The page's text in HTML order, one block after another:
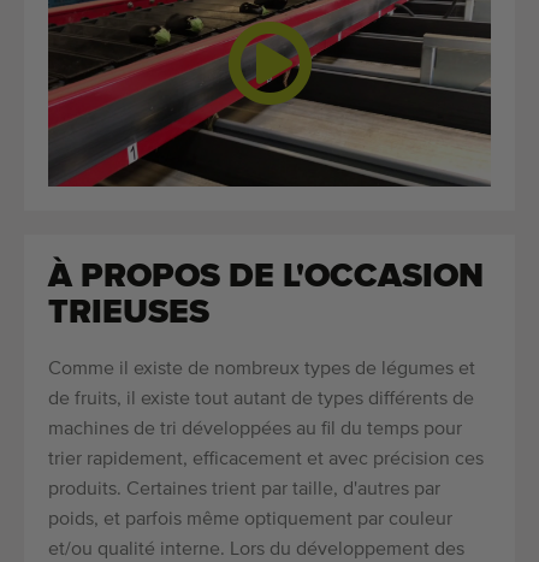
À PROPOS DE L'OCCASION
TRIEUSES
Comme il existe de nombreux types de légumes et
de fruits, il existe tout autant de types différents de
machines de tri développées au fil du temps pour
trier rapidement, efficacement et avec précision ces
produits. Certaines trient par taille, d'autres par
poids, et parfois même optiquement par couleur
et/ou qualité interne. Lors du développement des